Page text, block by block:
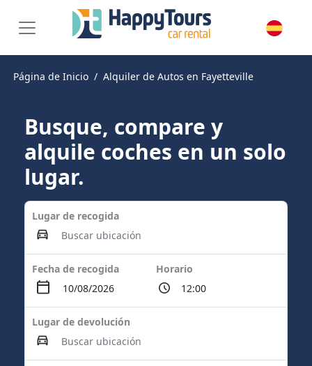
Página de Inicio Alquiler de Autos en Fayetteville
Busque, compare y
alquile coches en un solo
lugar.
Lugar de recogida
Fecha de recogida Horario
Lugar de devolución